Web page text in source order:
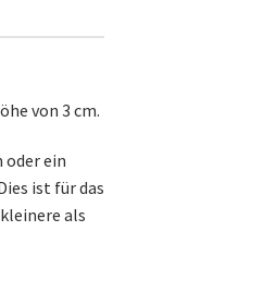
von 3 cm.
oder ein
ist für das
als